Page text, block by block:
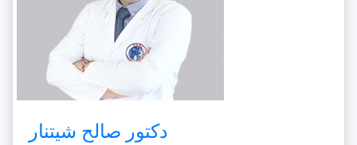
دكتور صالح شيتنار